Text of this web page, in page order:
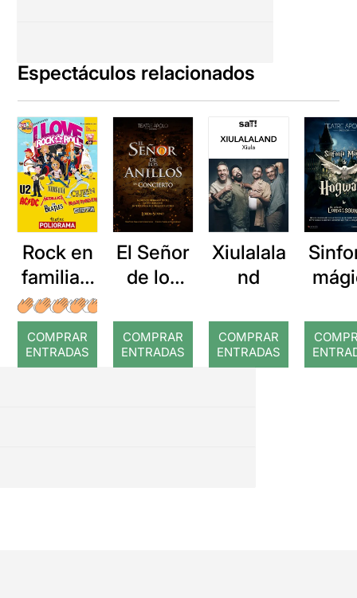
Espectáculos relacionados
Rock en
familia: I
love
Rock &
Roll
COMPRAR
ENTRADAS
El Señor
de los
en
Conciert
COMPRAR
ENTRADAS
Xiulalala
nd
COMPRAR
ENTRADAS
s